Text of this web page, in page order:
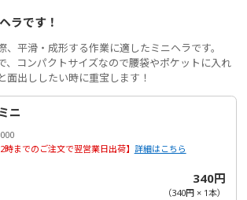
ラです！
、平滑・成形する作業に適したミニヘラです。
、コンパクトサイズなので腰袋やポケットに入れ
面出ししたい時に重宝します！
ニ
時までのご注文で翌営業日出荷】 詳細はこちら
340円
（340円× 1本）